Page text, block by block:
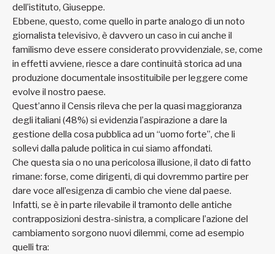
dell’istituto, Giuseppe.
Ebbene, questo, come quello in parte analogo di un noto
giornalista televisivo, è davvero un caso in cui anche il
familismo deve essere considerato provvidenziale, se, come
in effetti avviene, riesce a dare continuità storica ad una
produzione documentale insostituibile per leggere come
evolve il nostro paese.
Quest’anno il Censis rileva che per la quasi maggioranza
degli italiani (48%) si evidenzia l’aspirazione a dare la
gestione della cosa pubblica ad un “uomo forte”, che li
sollevi dalla palude politica in cui siamo affondati.
Che questa sia o no una pericolosa illusione, il dato di fatto
rimane: forse, come dirigenti, di qui dovremmo partire per
dare voce all’esigenza di cambio che viene dal paese.
Infatti, se è in parte rilevabile il tramonto delle antiche
contrapposizioni destra-sinistra, a complicare l’azione del
cambiamento sorgono nuovi dilemmi, come ad esempio
quelli tra: